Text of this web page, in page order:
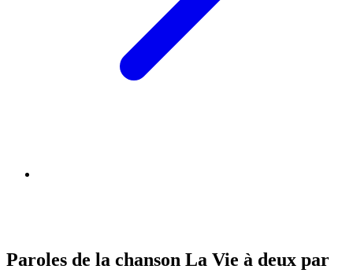
Paroles de la chanson La Vie à deux par